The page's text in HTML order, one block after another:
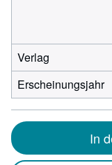
Verlag
Erscheinungsjahr
In